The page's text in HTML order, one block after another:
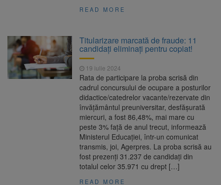
READ MORE
Titularizare marcată de fraude: 11
candidați eliminați pentru copiat!
19 iulie 2024
Rata de participare la proba scrisă din
cadrul concursului de ocupare a posturilor
didactice/catedrelor vacante/rezervate din
învăţământul preuniversitar, desfăşurată
miercuri, a fost 86,48%, mai mare cu
peste 3% faţă de anul trecut, informează
Ministerul Educaţiei, într-un comunicat
transmis, joi, Agerpres. La proba scrisă au
fost prezenţi 31.237 de candidaţi din
totalul celor 35.971 cu drept […]
READ MORE